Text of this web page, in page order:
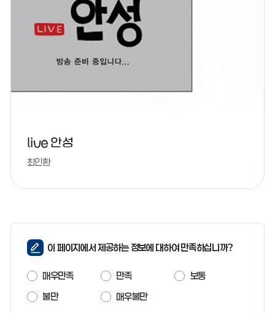
live 안성
최인환
페
이
지
만
족
도
이 페이지에서 제공하는 정보에 대하여 만족하십니까?
매우만족 만족
보통
불만
매우불만